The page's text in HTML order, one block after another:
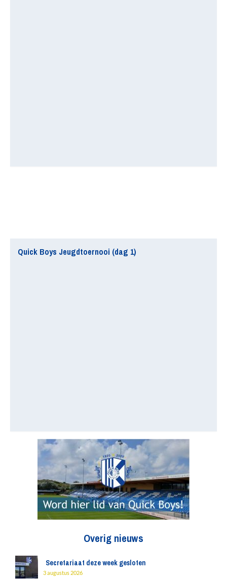
Quick Boys Jeugdtoernooi (dag 1)
Overig nieuws
Secretariaat deze week gesloten
3 augustus 2026